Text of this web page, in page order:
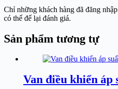
Chỉ những khách hàng đã đăng
có thể để lại đánh giá.
Sản phẩm tương tự
Van điều khiển áp